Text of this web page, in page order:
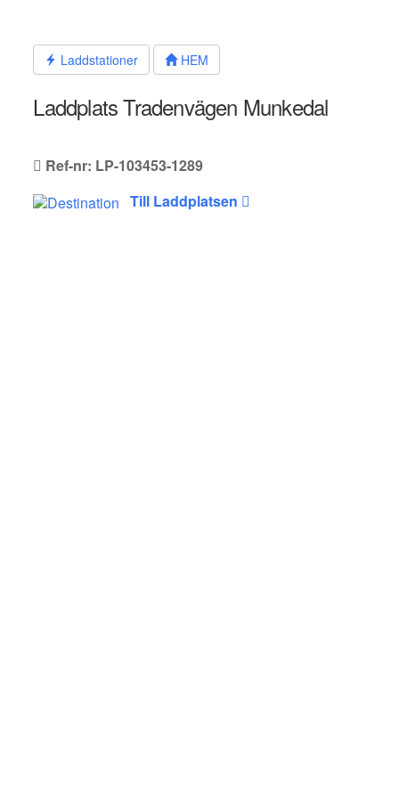
innehållet Laddstationer HEM
Laddplats Tradenvägen Munkedal
Ref-nr: LP-103453-1289
Till Laddplatsen